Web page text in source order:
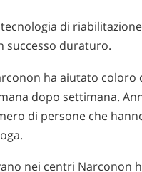
di
successo duraturo.
ha aiutato
dopo settimana.
di persone che
nei centri